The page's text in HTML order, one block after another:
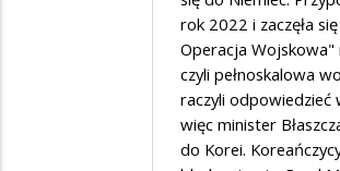
rok 2022 i zaczęła
Operacja Wojskowa"
czyli pełnoskalowa
raczyli odpowiedzieć
więc minister
do Korei.